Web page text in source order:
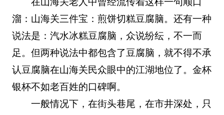
溜：山海关三件宝：煎饼切糕豆腐脑。还有一种
说法是：汽水冰糕豆腐脑，众说纷纭，不一而
足。但两种说法中都包含了豆腐脑，就不得不承
认豆腐脑在山海关民众眼中的江湖地位了。金杯
银杯不如老百姓的口碑啊。
一般情况下，在街头巷尾，在市井深处，只